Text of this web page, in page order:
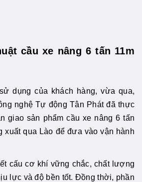
cầu xe nâng 6 tấn 11m
dụng của khách hàng, vừa qua,
nghệ Tự động Tân Phát đã thực
giao sản phẩm cầu xe nâng 6 tấn
xuất qua Lào để đưa vào vận hành
cấu cơ khí vững chắc, chất lượng
lực và độ bền tốt. Đồng thời, phần